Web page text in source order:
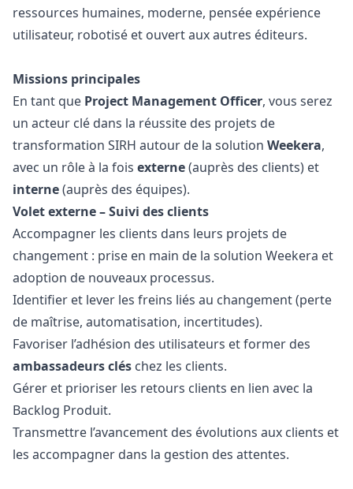
ressources humaines, moderne, pensée expérience
utilisateur, robotisé et ouvert aux autres éditeurs.
Missions principales
En tant que Project Management Officer, vous serez
un acteur clé dans la réussite des projets de
transformation SIRH autour de la solution Weekera,
avec un rôle à la fois externe(auprès des clients) et
interne(auprès des équipes).
Volet externe – Suivi des clients
Accompagner les clients dans leurs projets de
changement : prise en main de la solution Weekera et
adoption de nouveaux processus.
Identifier et lever les freins liés au changement (perte
de maîtrise, automatisation, incertitudes).
Favoriser l’adhésion des utilisateurs et former des
ambassadeurs clés chez les clients.
Gérer et prioriser les retours clients en lien avec la
Backlog Produit.
Transmettre l’avancement des évolutions aux clients et
les accompagner dans la gestion des attentes.